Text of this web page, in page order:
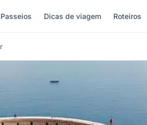
Passeios Dicas de viagem Roteiros